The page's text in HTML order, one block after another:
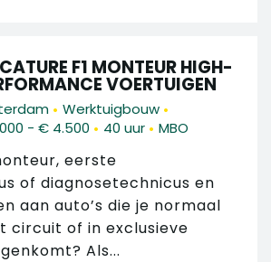
F1 MONTEUR HIGH-
VOERTUIGEN
• Werktuigbouw •
- € 4.500 • 40 uur • MBO
eerste
of diagnosetechnicus en
aan auto’s die je normaal
circuit of in exclusieve
Als...